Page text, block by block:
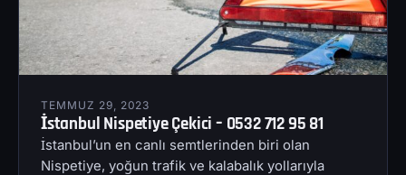
TEMMUZ 29, 2023
İstanbul Nispetiye Çekici – 0532 712 95 81
İstanbul’un en canlı semtlerinden biri olan
Nispetiye, yoğun trafik ve kalabalık yollarıyla